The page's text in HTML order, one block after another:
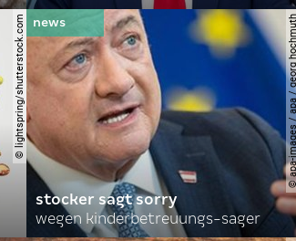
© lightspring/shutterstock.com © apa-images /
stocker sagt sorry
wegen kinderbetreuungs-sager